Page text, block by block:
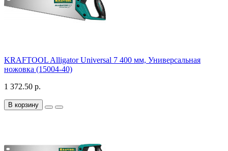
KRAFTOOL Alligator Universal 7 400 мм, Универсальная
ножовка (15004-40)
1 372.50 р.
В корзину